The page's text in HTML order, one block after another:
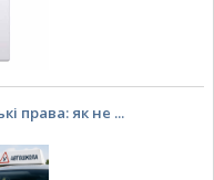
права: як не ...